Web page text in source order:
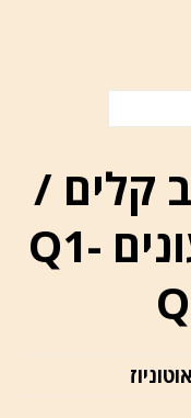
קלים /
לפי סוגים, רבעונים Q1-